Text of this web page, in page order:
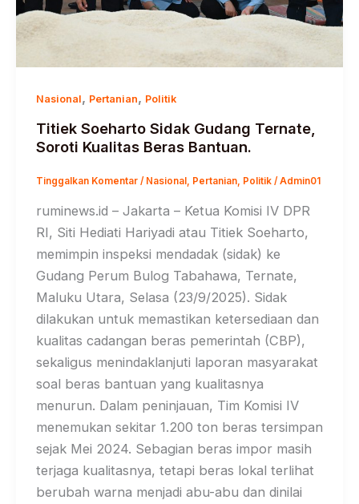
Nasional, Pertanian, Politik
Titiek Soeharto Sidak Gudang Ternate,
Soroti Kualitas Beras Bantuan.
Tinggalkan Komentar / Nasional , Pertanian, Politik/ Admin01
ruminews.id – Jakarta – Ketua Komisi IV DPR
RI, Siti Hediati Hariyadi atau Titiek Soeharto,
memimpin inspeksi mendadak (sidak) ke
Gudang Perum Bulog Tabahawa, Ternate,
Maluku Utara, Selasa (23/9/2025). Sidak
dilakukan untuk memastikan ketersediaan dan
kualitas cadangan beras pemerintah (CBP),
sekaligus menindaklanjuti laporan masyarakat
soal beras bantuan yang kualitasnya
menurun. Dalam peninjauan, Tim Komisi IV
menemukan sekitar 1.200 ton beras tersimpan
sejak Mei 2024. Sebagian beras impor masih
terjaga kualitasnya, tetapi beras lokal terlihat
berubah warna menjadi abu-abu dan dinilai